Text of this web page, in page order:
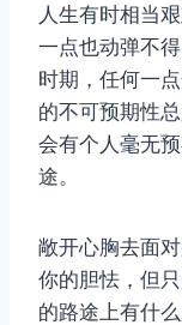
人生有时相当
一点也动弹不
时期，任何一
的不可预期性
会有个人毫无
途。
敞开心胸去面
你的胆怯，但
的路途上有什